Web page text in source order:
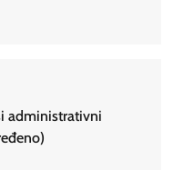
administrativni